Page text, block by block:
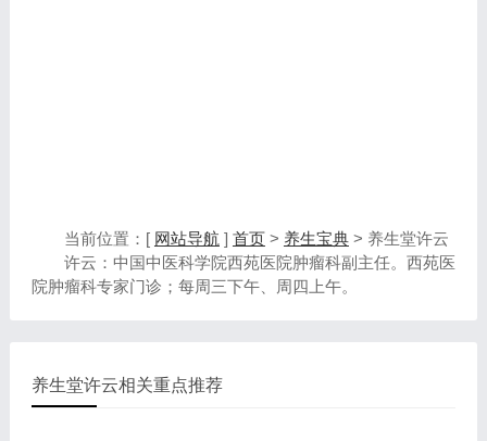
当前位置：[ 网站导航 ] 首页> 养生宝典> 养生堂许云
许云：中国中医科学院西苑医院肿瘤科副主任。西苑医
院肿瘤科专家门诊；每周三下午、周四上午。
养生堂许云相关重点推荐